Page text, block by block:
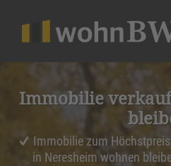
Immobilie
Immobilie zum
in Neresheim wohnen